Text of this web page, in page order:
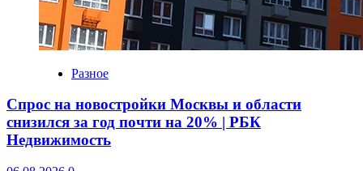
Разное
Спрос на новостройки Москвы и области
снизился за год почти на 20% | РБК
Недвижимость